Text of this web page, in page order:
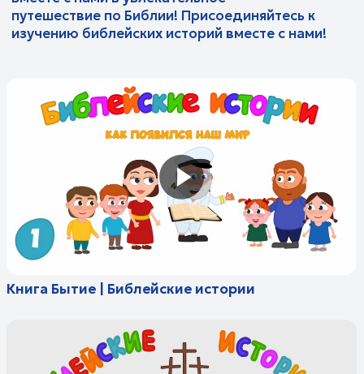
Книга Бытие | Библейские истории
Как появился наш мир 1 серия |